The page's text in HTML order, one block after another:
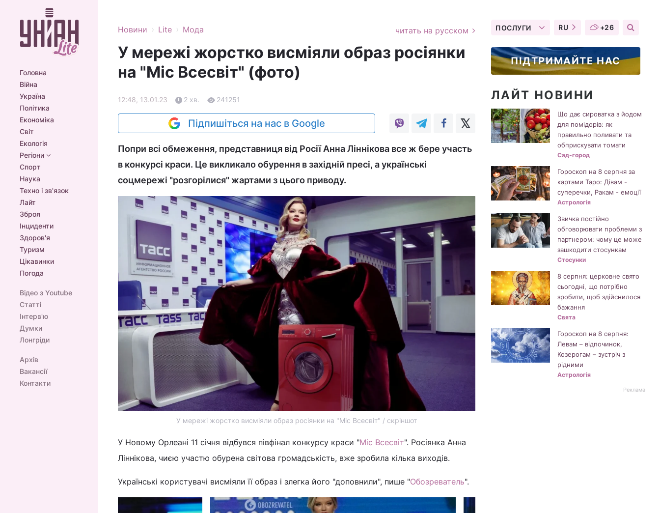
Головна
Війна
Україна
Політика
Економіка
Світ
Екологія
Регіони
Спорт
Наука
Техно і зв'язок
Лайт
Зброя
Інциденти
Здоров'я
Туризм
Цікавинки
Погода
Відео з Youtube
Статті
Інтерв'ю
Думки
Лонгріди
Архів
Вакансії
Контакти
Новини › Lite › Мода читать на русском
У мережі жорстко висміяли образ росіянки
на "Міс Всесвіт" (фото)
12:48, 13.01.23 2 хв. 241251
Підпишіться на нас в Google
Попри всі обмеження, представниця від Росії Анна Ліннікова все ж бере участь
в конкурсі краси. Це викликало обурення в західній пресі, а українські
соцмережі "розгорілися" жартами з цього приводу.
У мережі жорстко висміяли образ росіянки на "Міс Всесвіт" / скріншот
У Новому Орлеані 11 січня відбувся півфінал конкурсу краси "Міс Всесвіт". Росіянка Анна
Ліннікова, чиєю участю обурена світова громадськість, вже зробила кілька виходів.
Українські користувачі висміяли її образ і злегка його "доповнили", пише "Обозреватель".
ПОСЛУГИ RU +26
ПІДТРИМАЙТЕ НАС
ЛАЙТ НОВИНИ
Що дає сироватка з йодом
для помідорів: як
правильно поливати та
обприскувати томати
Сад-город
Гороскоп на 8 серпня за
картами Таро: Дівам -
суперечки, Ракам - емоції
Астрологія
Звичка постійно
обговорювати проблеми з
партнером: чому це може
зашкодити стосункам
Стосунки
8 серпня: церковне свято
сьогодні, що потрібно
зробити, щоб здійснилося
бажання
Свята
Гороскоп на 8 серпня:
Левам – відпочинок,
Козерогам – зустріч з
рідними
Астрологія
Реклама